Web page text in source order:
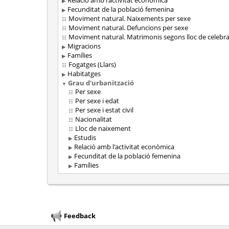
Fecunditat de la població femenina
Moviment natural. Naixements per sexe
Moviment natural. Defuncions per sexe
Moviment natural. Matrimonis segons lloc de
Migracions
Famílies
Fogatges (Llars)
Habitatges
Grau d'urbanització
Per sexe
Per sexe i edat
Per sexe i estat civil
Nacionalitat
Lloc de naixement
Estudis
Relació amb l'activitat econòmica
Fecunditat de la població femenina
Famílies
Feedback